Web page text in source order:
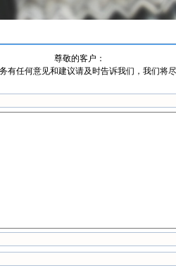
尊敬的客户：
有任何意见和建议请及时告诉我们，我们将尽